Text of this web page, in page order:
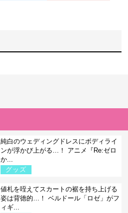
純白のウェディングドレスにボディライ
ンが浮かび上がる…！ アニメ『Re:ゼロ
か...
グッズ
値札を咥えてスカートの裾を持ち上げる
姿は背徳的…！ ベルドール「ロゼ」がフ
ィギ...